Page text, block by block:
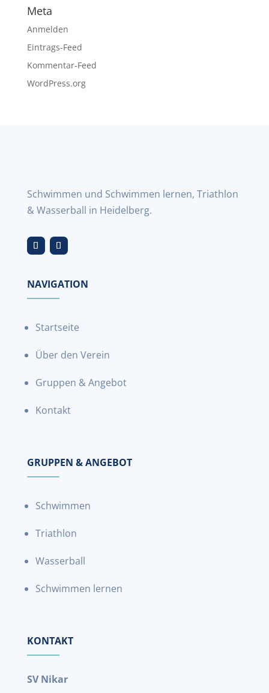
Meta
Anmelden
Eintrags-Feed
Kommentar-Feed
WordPress.org
Schwimmen und Schwimmen lernen, Triathlon
& Wasserball in Heidelberg.
NAVIGATION
Startseite
Über den Verein
Gruppen & Angebot
Kontakt
GRUPPEN & ANGEBOT
Schwimmen
Triathlon
Wasserball
Schwimmen lernen
KONTAKT
SV Nikar